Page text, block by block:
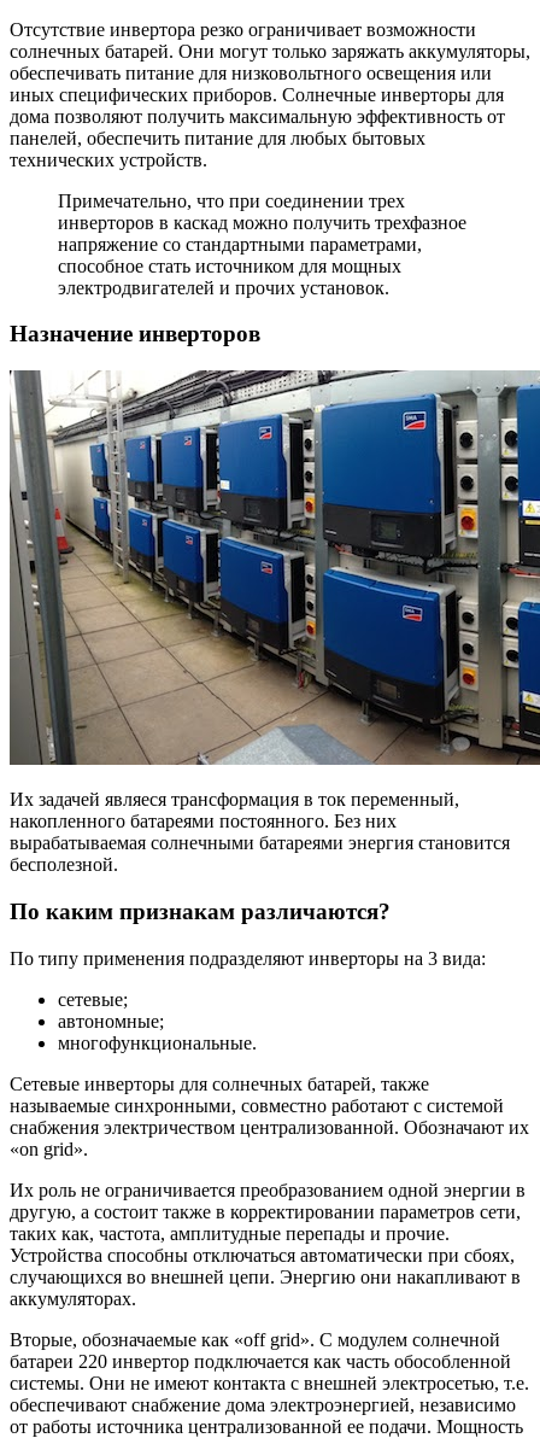
Отсутствие инвертора резко ограничивает возможности
солнечных батарей. Они могут только заряжать аккумуляторы,
обеспечивать питание для низковольтного освещения или
иных специфических приборов. Солнечные инверторы для
дома позволяют получить максимальную эффективность от
панелей, обеспечить питание для любых бытовых
технических устройств.
Примечательно, что при соединении трех
инверторов в каскад можно получить трехфазное
напряжение со стандартными параметрами,
способное стать источником для мощных
электродвигателей и прочих установок.
Назначение инверторов
Их задачей являеся трансформация в ток переменный,
накопленного батареями постоянного. Без них
вырабатываемая солнечными батареями энергия становится
бесполезной.
По каким признакам различаются?
По типу применения подразделяют инверторы на 3 вида:
сетевые;
автономные;
многофункциональные.
Сетевые инверторы для солнечных батарей, также
называемые синхронными, совместно работают с системой
снабжения электричеством централизованной. Обозначают их
«on grid».
Их роль не ограничивается преобразованием одной энергии в
другую, а состоит также в корректировании параметров сети,
таких как, частота, амплитудные перепады и прочие.
Устройства способны отключаться автоматически при сбоях,
случающихся во внешней цепи. Энергию они накапливают в
аккумуляторах.
Вторые, обозначаемые как «off grid». С модулем солнечной
батареи 220 инвертор подключается как часть обособленной
системы. Они не имеют контакта с внешней электросетью, т.е.
обеспечивают снабжение дома электроэнергией, независимо
от работы источника централизованной ее подачи. Мощность